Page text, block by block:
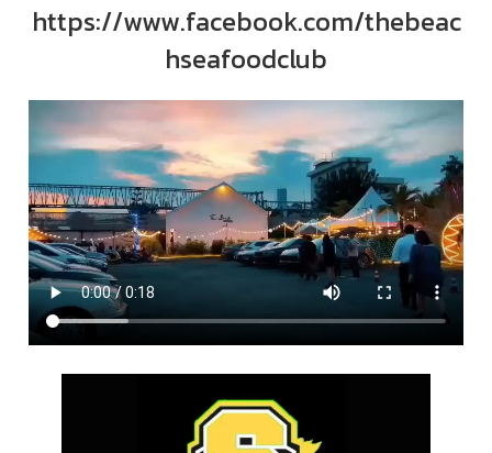
https://www.facebook.com/thebeac
hseafoodclub